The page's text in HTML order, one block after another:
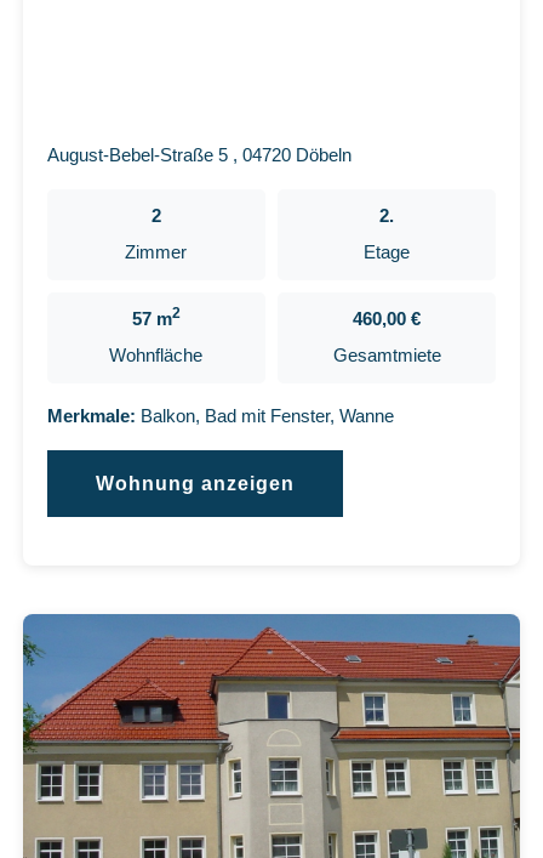
August-Bebel-Straße 5 , 04720 Döbeln
2
Zimmer
2.
Etage
57 m2
Wohnfläche
460,00 €
Gesamtmiete
Merkmale: Balkon, Bad mit Fenster, Wanne
Wohnung anzeigen